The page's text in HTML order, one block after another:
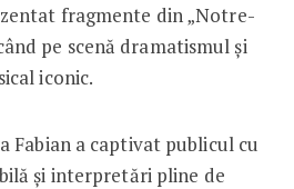
fragmente din „Notre-
pe scenă dramatismul și
iconic.
Fabian a captivat publicul cu
și interpretări pline de